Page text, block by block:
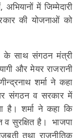
में जिम्मेदारी
की योजनाओं को
के साथ संगठन मंत्री
और मेयर राजरानी
शर्मा ने कहा
संगठन व सरकार में
है। शर्मा ने कहा कि
व सुरक्षित है। भाजपा
तथा राजनीतिक